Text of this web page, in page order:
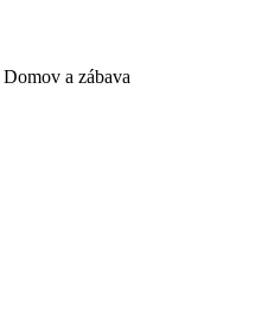
Domov a zábava